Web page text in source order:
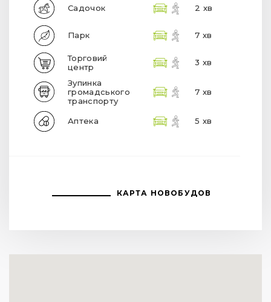
Садочок 2 хв
Парк 7 хв
Торговий
центр
3 хв
Зупинка
громадського
транспорту
7 хв
Аптека 5 хв
КАРТА НОВОБУДОВ